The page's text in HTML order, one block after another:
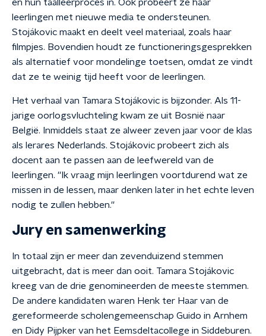
en hun taalleerproces in. Ook probeert ze haar
leerlingen met nieuwe media te ondersteunen.
Stojákovic maakt en deelt veel materiaal, zoals haar
filmpjes. Bovendien houdt ze functioneringsgesprekken
als alternatief voor mondelinge toetsen, omdat ze vindt
dat ze te weinig tijd heeft voor de leerlingen.
Het verhaal van Tamara Stojákovic is bijzonder. Als 11-
jarige oorlogsvluchteling kwam ze uit Bosnië naar
België. Inmiddels staat ze alweer zeven jaar voor de klas
als lerares Nederlands. Stojákovic probeert zich als
docent aan te passen aan de leefwereld van de
leerlingen. ''Ik vraag mijn leerlingen voortdurend wat ze
missen in de lessen, maar denken later in het echte leven
nodig te zullen hebben.''
Jury en samenwerking
In totaal zijn er meer dan zevenduizend stemmen
uitgebracht, dat is meer dan ooit. Tamara Stojákovic
kreeg van de drie genomineerden de meeste stemmen.
De andere kandidaten waren Henk ter Haar van de
gereformeerde scholengemeenschap Guido in Arnhem
en Didy Pijpker van het Eemsdeltacollege in Siddeburen.